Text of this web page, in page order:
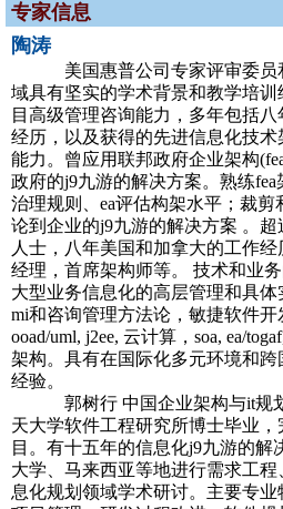
专家信息
陶涛
美国惠普公司专家评审委员
域具有坚实的学术背景和教学培
目高级管理咨询能力，多年包括
经历，以及获得的先进信息化技
能力。曾应用联邦政府企业架构
政府的j9九游的解决方案。熟练
治理规则、ea评估构架水平；裁剪
论到企业的j9九游的解决方案 。
人士，八年美国和加拿大的工作
经理，首席架构师等。 技术和业
大型业务信息化的高层管理和具
mi和咨询管理方法论，敏捷软件开
ooad/uml, j2ee, 云计算，soa, ea/
架构。具有在国际化多元环境和
经验。
郭树行 中国企业架构与it规划
天大学软件工程研究所博士毕业，
目。有十五年的信息化j9九游的解
大学、马来西亚等地进行需求工
息化规划领域学术研讨。主要专